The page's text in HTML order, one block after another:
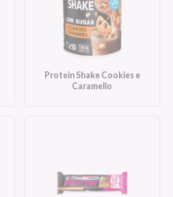
Protein Shake Cookies e
Caramello